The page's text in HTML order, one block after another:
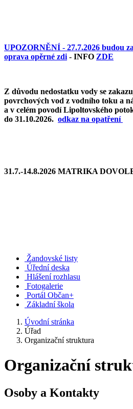
UPOZORNĚNÍ - 27.7.2026 budou
oprava opěrné zdi - INFO ZDE
Z důvodu nedostatku vody se
povrchových vod z vodního toku a
a v celém povodí Lipoltovského
do 31.10.2026. odkaz na opatření
31.7.-14.8.2026 MATRIKA
Žandovské listy
Úřední deska
Hlášení rozhlasu
Fotogalerie
Portál Občan+
Základní škola
Úvodní stránka
Úřad
Organizační struktura
Organizační
Osoby a Kontakty